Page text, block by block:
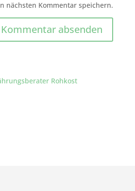
nächsten Kommentar speichern.